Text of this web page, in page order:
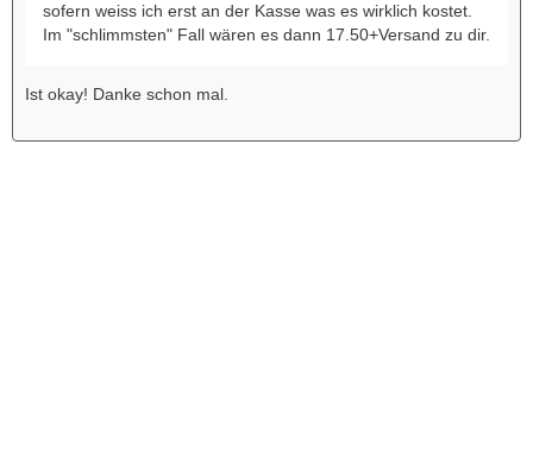
sofern weiss ich erst an der Kasse was es wirklich kostet.
Im "schlimmsten" Fall wären es dann 17.50+Versand zu dir.
Ist okay! Danke schon mal.